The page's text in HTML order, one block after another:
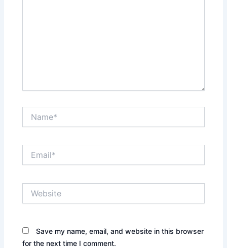
Save my name, email, and website in this browser
for the next time I comment.